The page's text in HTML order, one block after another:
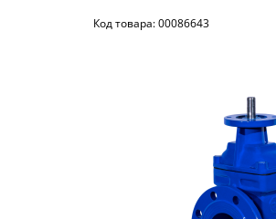
Код товара: 00086643